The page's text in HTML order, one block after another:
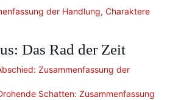
der Handlung, Charaktere
Das Rad der Zeit
Zusammenfassung der
Schatten: Zusammenfassung